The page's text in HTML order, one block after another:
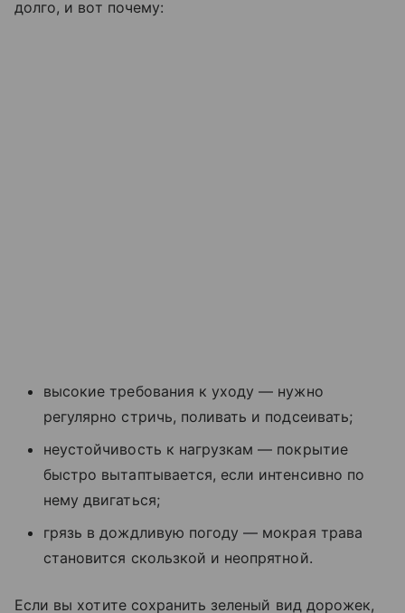
долго, и вот почему:
высокие требования к уходу — нужно
регулярно стричь, поливать и подсеивать;
неустойчивость к нагрузкам — покрытие
быстро вытаптывается, если интенсивно по
нему двигаться;
грязь в дождливую погоду — мокрая трава
становится скользкой и неопрятной.
Если вы хотите сохранить зеленый вид дорожек,